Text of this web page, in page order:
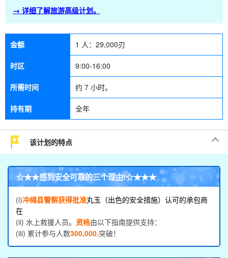
→ 详细了解旅游高级计划。
金额 1 人： 29,000刃
时区 9:00-16:00
所需时间 约 7 小时。
持有期 全年
该计划的特点
☆★★感到安全可靠的三个理由!☆★★★
(i)冲绳县警察获得批准丸玉（出色的安全措施）认可的承包商
在
(ii) 水上救援人员。 资格由以下指南提供支持：
(iii) 累计参与人数300,000.突破！